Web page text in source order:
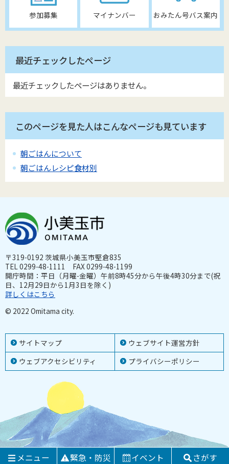
参加募集 マイナンバー おみたん号バス案内
最近チェックしたページ
最近チェックしたページはありません。
このページを見た人はこんなページも見ています
朝ごはんについて
朝ごはんレシピ食材別
サイトマップ
ウェブサイト運営方針
ウェブアクセシビリティ
プライバシーポリシー
〒319-0192 茨城県小美玉市堅倉835
TEL 0299-48-1111 FAX 0299-48-1199
開庁時間：平日（月曜-金曜）午前8時45分から午後4時30分まで(祝
日、12月29日から1月3日を除く)
詳しくはこちら
© 2022 Omitama city.
メニュー 緊急・防災 イベント さがす